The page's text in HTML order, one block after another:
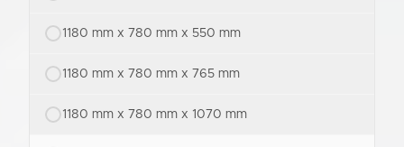
1180 mm x 780 mm x 550 mm
1180 mm x 780 mm x 765 mm
1180 mm x 780 mm x 1070 mm